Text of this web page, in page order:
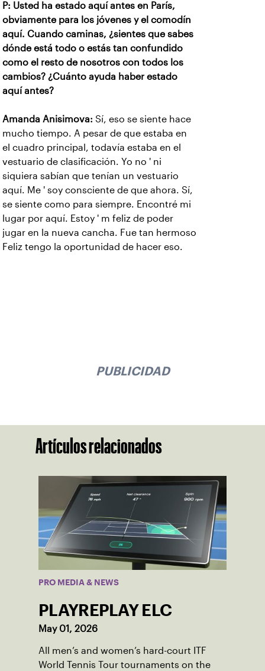
P: Usted ha estado aquí antes en París,
obviamente para los jóvenes y el comodín
aquí. Cuando caminas, ¿sientes que sabes
dónde está todo o estás tan confundido
como el resto de nosotros con todos los
cambios? ¿Cuánto ayuda haber estado
aquí antes?
Amanda Anisimova: Sí, eso se siente hace
mucho tiempo. A pesar de que estaba en
el cuadro principal, todavía estaba en el
vestuario de clasificación. Yo no ' ni
siquiera sabían que tenían un vestuario
aquí. Me ' soy consciente de que ahora. Sí,
se siente como para siempre. Encontré mi
lugar por aquí. Estoy ' m feliz de poder
jugar en la nueva cancha. Fue tan hermoso
Feliz tengo la oportunidad de hacer eso.
PUBLICIDAD
Artículos relacionados
PRO MEDIA & NEWS
PLAYREPLAY ELC
May 01, 2026
All men’s and women’s hard-court ITF
World Tennis Tour tournaments on the